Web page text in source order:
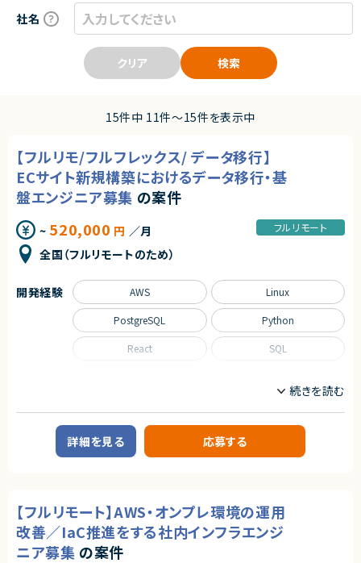
社名
クリア 検索
15件中 11件〜15件を表示中
【フルリモ/フルフレックス/ データ移行】
ECサイト新規構築におけるデータ移行・基
盤エンジニア募集 の案件
~ 520,000 円 ／月
全国（フルリモートのため）
フルリモート
職種
インフラエンジニア/SRE サーバーサイドエンジニア
業務内容
■プロダクトやサービスの概要
・ECサイト開発案件
・商品管理、カート機能、決済機能を中心としたサービス構築
・親会社のポイントシステムとの連携を予定
開発経験 AWS Linux
PostgreSQL Python
React SQL
詳細を見る 応募する
【フルリモート】AWS・オンプレ環境の運用
改善／IaC推進をする社内インフラエンジ
ニア募集 の案件